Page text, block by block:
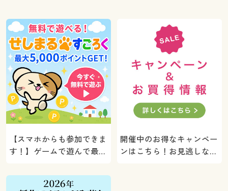
【スマホからも参加できま
す！】ゲームで遊んで最大
ト！
開催中のお得なキャンペー
ンはこちら！お見逃しな